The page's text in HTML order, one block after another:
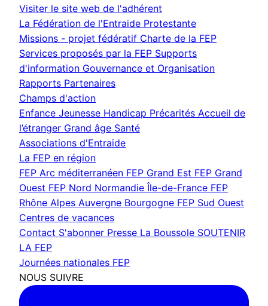
Visiter le site web de l'adhérent
fenêtre)
La Fédération de l'Entraide Protestante
Missions - projet fédératif Charte de la FEP
Services proposés par la FEP Supports
d'information Gouvernance et Organisation
Rapports Partenaires
Champs d'action
Enfance Jeunesse Handicap Précarités Accueil de
l’étranger Grand âge Santé
Associations d'Entraide
La FEP en région
FEP Arc méditerranéen FEP Grand Est FEP Grand
Ouest FEP Nord Normandie Île-de-France FEP
Rhône Alpes Auvergne Bourgogne FEP Sud Ouest
Centres de vacances
Contact S'abonner Presse La Boussole SOUTENIR
LA FEP
Journées nationales FEP
NOUS SUIVRE